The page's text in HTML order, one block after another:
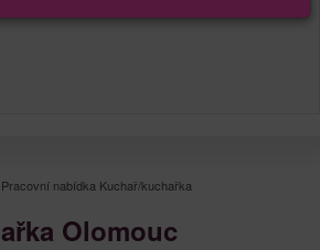
Pracovní nabídka Kuchař/kuchařka
Olomouc